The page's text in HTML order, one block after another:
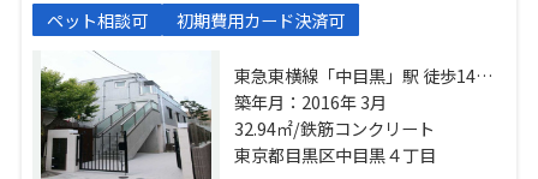
ペット相談可 初期費用カード決済可
東急東横線「中目黒」駅 徒歩14分
山手線「目黒」駅 徒歩15分 東急東
横線「祐天寺」駅 徒歩18分
築年月：2016年 3月
32.94㎡/鉄筋コンクリート
東京都目黒区中目黒４丁目